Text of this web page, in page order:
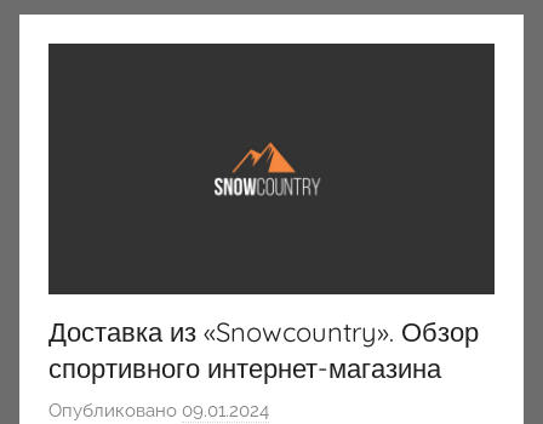
Доставка из «Snowcountry». Обзор
спортивного интернет-магазина
Опубликовано 09.01.2024